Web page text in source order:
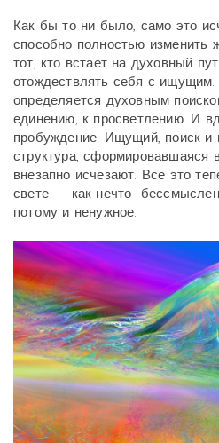
Как бы то ни было, само это
способно полностью
тот, кто встает на духовный
отождествлять себя с ищущим.
определяется духовным
единению, к просветлению. И
пробуждение. Ищущий, поиск и
структура, сформировавшаяся
внезапно исчезают. Все это
свете — как нечто
потому и ненужное.